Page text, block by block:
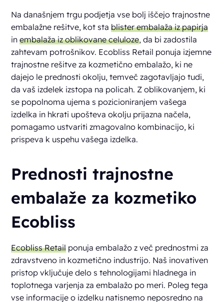
Na današnjem trgu podjetja vse bolj iščejo trajnostne
embalažne rešitve, kot stablister embalaža iz papirja
inembalaža iz oblikovane celuloze, da bi zadostila
zahtevam potrošnikov. Ecobliss Retail ponuja izjemne
trajnostne rešitve za kozmetično embalažo, ki ne
dajejo le prednosti okolju, temveč zagotavljajo tudi,
da vaš izdelek izstopa na policah. Z oblikovanjem, ki
se popolnoma ujema s pozicioniranjem vašega
izdelka in hkrati upošteva okolju prijazna načela,
pomagamo ustvariti zmagovalno kombinacijo, ki
prispeva k uspehu vašega izdelka.
Prednosti trajnostne
embalaže za kozmetiko
Ecobliss
Ecobliss Retail ponuja embalažo z več prednostmi za
zdravstveno in kozmetično industrijo. Naš inovativen
pristop vključuje delo s tehnologijami hladnega in
toplotnega varjenja za embalažo po meri. Poleg tega
vse informacije o izdelku natisnemo neposredno na